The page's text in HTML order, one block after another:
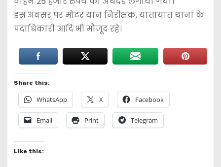
इस अवसर पर मोटर यान निरीक्षक, यातायात थाना के
पदाधिकारी आदि भी मौजूद रहे।
Share this:
WhatsApp X Facebook
Email Print Telegram
Like this: